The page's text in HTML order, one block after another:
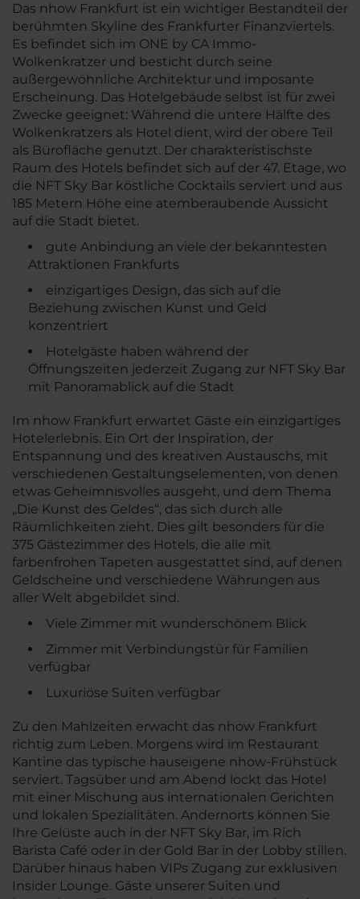
Das nhow Frankfurt ist ein wichtiger Bestandteil der
berühmten Skyline des Frankfurter Finanzviertels.
Es befindet sich im ONE by CA Immo-
Wolkenkratzer und besticht durch seine
außergewöhnliche Architektur und imposante
Erscheinung. Das Hotelgebäude selbst ist für zwei
Zwecke geeignet: Während die untere Hälfte des
Wolkenkratzers als Hotel dient, wird der obere Teil
als Bürofläche genutzt. Der charakteristischste
Raum des Hotels befindet sich auf der 47. Etage, wo
die NFT Sky Bar köstliche Cocktails serviert und aus
185 Metern Höhe eine atemberaubende Aussicht
auf die Stadt bietet.
gute Anbindung an viele der bekanntesten
Attraktionen Frankfurts
einzigartiges Design, das sich auf die
Beziehung zwischen Kunst und Geld
konzentriert
Hotelgäste haben während der
Öffnungszeiten jederzeit Zugang zur NFT Sky Bar
mit Panoramablick auf die Stadt
Im nhow Frankfurt erwartet Gäste ein einzigartiges
Hotelerlebnis. Ein Ort der Inspiration, der
Entspannung und des kreativen Austauschs, mit
verschiedenen Gestaltungselementen, von denen
etwas Geheimnisvolles ausgeht, und dem Thema
„Die Kunst des Geldes“, das sich durch alle
Räumlichkeiten zieht. Dies gilt besonders für die
375 Gästezimmer des Hotels, die alle mit
farbenfrohen Tapeten ausgestattet sind, auf denen
Geldscheine und verschiedene Währungen aus
aller Welt abgebildet sind.
Viele Zimmer mit wunderschönem Blick
Zimmer mit Verbindungstür für Familien
verfügbar
Luxuriöse Suiten verfügbar
Zu den Mahlzeiten erwacht das nhow Frankfurt
richtig zum Leben. Morgens wird im Restaurant
Kantine das typische hauseigene nhow-Frühstück
serviert. Tagsüber und am Abend lockt das Hotel
mit einer Mischung aus internationalen Gerichten
und lokalen Spezialitäten. Andernorts können Sie
Ihre Gelüste auch in der NFT Sky Bar, im Rich
Barista Café oder in der Gold Bar in der Lobby stillen.
Darüber hinaus haben VIPs Zugang zur exklusiven
Insider Lounge. Gäste unserer Suiten und